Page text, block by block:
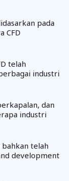
pada
CFD
telah
industri
dan
industri
telah
development